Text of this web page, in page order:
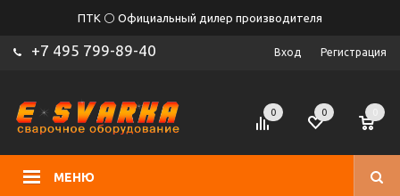
ПТК ⚪ Официальный дилер производителя
+7 495 799-89-40 Вход Регистрация
МЕНЮ
0 0